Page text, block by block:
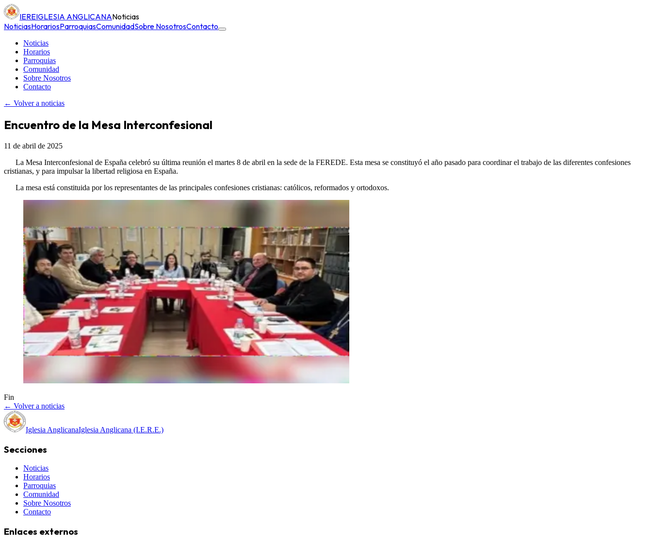
IEREIGLESIA ANGLICANANoticias
NoticiasHorariosParroquiasComunidadSobre NosotrosContacto
Noticias
Horarios
Parroquias
Comunidad
Sobre Nosotros
Contacto
← Volver a noticias
Encuentro de la Mesa Interconfesional
11 de abril de 2025
La Mesa Interconfesional de España celebró su última reunión el martes 8 de abril en la sede de la FEREDE. Esta mesa se constituyó el año pasado para coordinar el trabajo de las diferentes confesiones
cristianas, y para impulsar la libertad religiosa en España.
La mesa está constituida por los representantes de las principales confesiones cristianas: católicos, reformados y ortodoxos.
Fin
← Volver a noticias
Iglesia AnglicanaIglesia Anglicana (I.E.R.E.)
Secciones
Noticias
Horarios
Parroquias
Comunidad
Sobre Nosotros
Contacto
Enlaces externos